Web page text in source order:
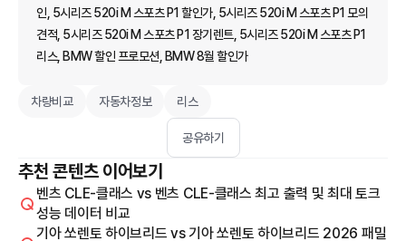
인, 5시리즈 520i M 스포츠 P1 할인가, 5시리즈 520i M 스포츠 P1 모의
견적, 5시리즈 520i M 스포츠 P1 장기렌트, 5시리즈 520i M 스포츠 P1
리스, BMW 할인 프로모션, BMW 8월 할인가
차량비교 자동차정보 리스
공유하기
추천 콘텐츠 이어보기
벤츠 CLE-클래스 vs 벤츠 CLE-클래스 최고 출력 및 최대 토크
성능 데이터 비교
기아 쏘렌토 하이브리드 vs 기아 쏘렌토 하이브리드 2026 패밀